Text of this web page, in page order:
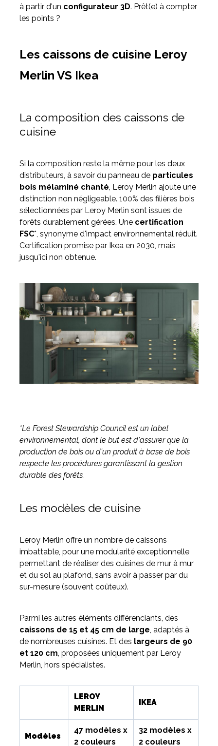
à partir d'un configurateur 3D. Prêt(e) à compter
les points ?
Les caissons de cuisine Leroy
Merlin VS Ikea
La composition des caissons de
cuisine
Si la composition reste la même pour les deux
distributeurs, à savoir du panneau de particules
bois mélaminé chanté, Leroy Merlin ajoute une
distinction non négligeable. 100% des filières bois
sélectionnées par Leroy Merlin sont issues de
forêts durablement gérées. Une certification
FSC*, synonyme d'impact environnemental réduit.
Certification promise par Ikea en 2030, mais
jusqu'ici non obtenue.
*Le Forest Stewardship Council est un label
environnemental, dont le but est d'assurer que la
production de bois ou d'un produit à base de bois
respecte les procédures garantissant la gestion
durable des forêts.
Les modèles de cuisine
Leroy Merlin offre un nombre de caissons
imbattable, pour une modularité exceptionnelle
permettant de réaliser des cuisines de mur à mur
et du sol au plafond, sans avoir à passer par du
sur-mesure (souvent coûteux).
Parmi les autres éléments différenciants, des
caissons de 15 et 45 cm de large, adaptés à
de nombreuses cuisines. Et des largeurs de 90
et 120 cm, proposées uniquement par Leroy
Merlin, hors spécialistes.
LEROY
MERLIN
IKEA
Modèles
47 modèles x
2 couleurs
32 modèles x
2 couleurs